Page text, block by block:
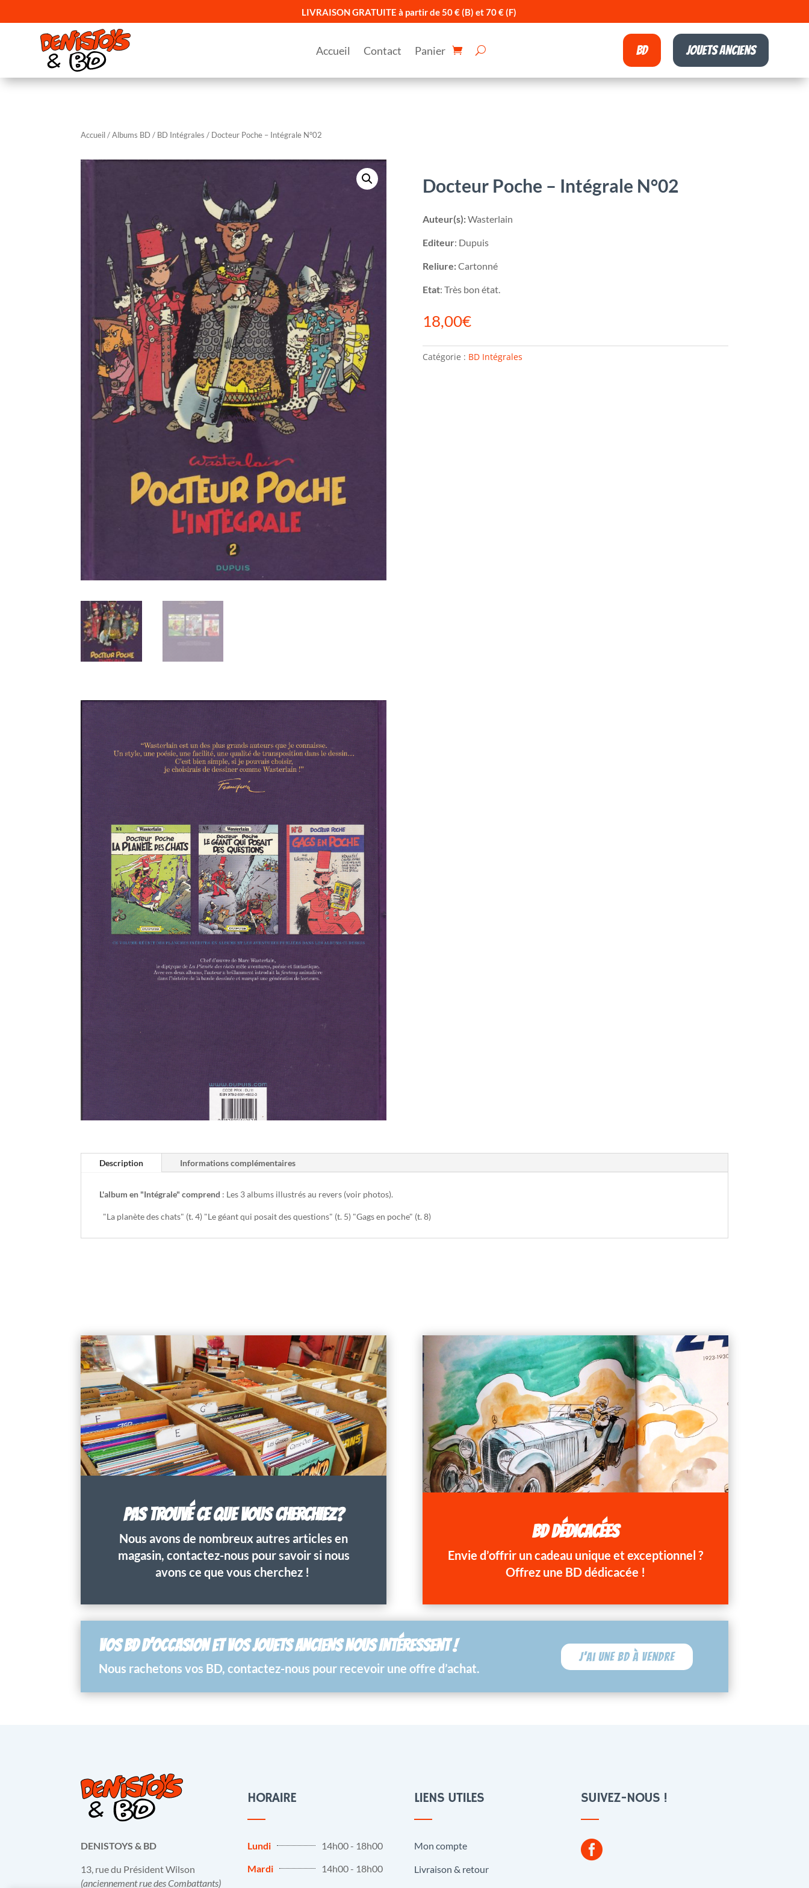
LIVRAISON GRATUITE à partir de 50 € (B) et 70 € (F)
Accueil Contact Panier BD Jouets anciens
Accueil/Albums BD / BD Intégrales / Docteur Poche – Intégrale N°02
Docteur Poche – Intégrale N°02
Auteur(s):Wasterlain
Editeur: Dupuis
Reliure:Cartonné
Etat: Très bon état.
18,00€
Catégorie : BD Intégrales
Description Informations complémentaires
L'album en "Intégrale" comprend : Les 3 albums illustrés au revers (voir photos).
"La planète des chats" (t. 4) "Le géant qui posait des questions" (t. 5) "Gags en poche" (t. 8)
PAS TROUVÉ CE QUE VOUS CHERCHIEZ?
Nous avons de nombreux autres articles en
magasin, contactez-nous pour savoir si nous
avons ce que vous cherchez !
BD DÉDICACÉES
Envie d’offrir un cadeau unique et exceptionnel ?
Offrez une BD dédicacée !
VOS BD D’OCCASION ET VOS JOUETS ANCIENS NOUS INTÉRESSENT !
Nous rachetons vos BD, contactez-nous pour recevoir une offre d’achat.
J'ai une BD à vendre
DENISTOYS & BD
13, rue du Président Wilson
(anciennement rue des Combattants)
HORAIRE
Lundi
14h00 - 18h00
Mardi
14h00 - 18h00
LIENS UTILES
Mon compte
Livraison & retour
SUIVEZ-NOUS !
